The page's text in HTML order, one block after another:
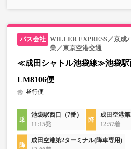
WILLER EXPRESS／京成
業／東京空港交通
≪成田シャトル池袋線≫池袋
LM8106便
昼行便
池袋駅西口（7番）
11:15発
成田空港
12:57着
成田空港第2ターミナル(降車専用)